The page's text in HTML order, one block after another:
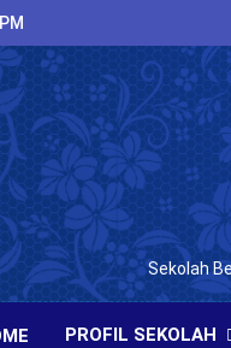
Sekolah
PROFIL SEKOLAH